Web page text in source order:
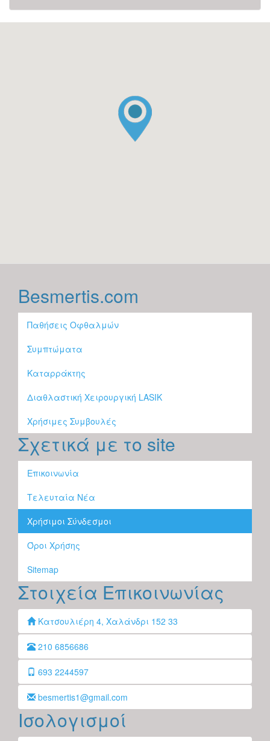
Besmertis.com
Παθήσεις Οφθαλμών
Συμπτώματα
Καταρράκτης
Διαθλαστική Χειρουργική LASIK
Χρήσιμες Συμβουλές
Σχετικά με το site
Επικοινωνία
Τελευταία Νέα
Χρήσιμοι Σύνδεσμοι
Όροι Χρήσης
Sitemap
Στοιχεία Επικοινωνίας
Κατσουλιέρη 4, Χαλάνδρι 152 33
210 6856686
693 2244597
besmertis1@gmail.com
Ισολογισμοί